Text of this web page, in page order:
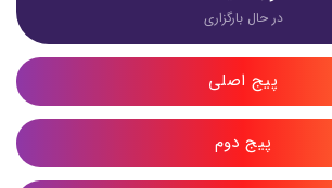
در حال بارگزاری
پیج اصلی
پیج دوم